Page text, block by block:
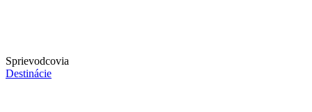
Sprievodcovia
Destinácie